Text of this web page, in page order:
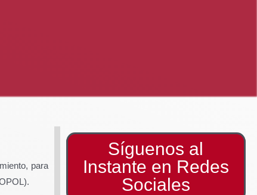
para
Síguenos al
Instante en Redes
Sociales